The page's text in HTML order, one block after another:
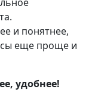
и понятнее,
еще проще и
удобнее!